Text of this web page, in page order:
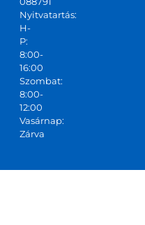
Nyitvatartás:
H-
P:
8:00-
16:00
Szombat:
8:00-
12:00
Vasárnap:
Zárva